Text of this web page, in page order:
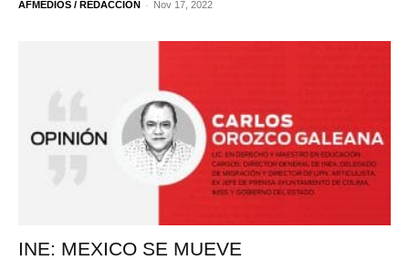
AFMEDIOS / REDACCIÓN - Nov 17, 2022
INE: MEXICO SE MUEVE